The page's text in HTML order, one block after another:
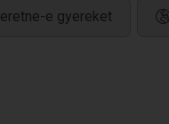
e gyereket